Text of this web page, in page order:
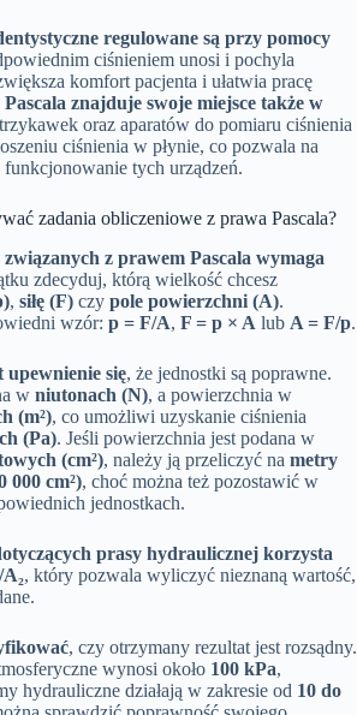
regulowane są przy pomocy
ciśnieniem unosi i pochyla
komfort pacjenta i ułatwia pracę
Pascala znajduje swoje miejsce także w
oraz aparatów do pomiaru ciśnienia
ciśnienia w płynie, co pozwala na
tych urządzeń.
zadania obliczeniowe z prawa Pascala?
z prawem Pascala wymaga
zdecyduj, którą wielkość chcesz
, siłę (F) czy pole powierzchni (A).
wzór: p = F/A, F = p × A lub A = F/p.
się, że jednostki są poprawne.
w niutonach (N), a powierzchnia w
(m²), co umożliwi uzyskanie ciśnienia
(Pa). Jeśli powierzchnia jest podana w
(cm²), należy ją przeliczyć na metry
000 cm²), choć można też pozostawić w
jednostkach.
prasy hydraulicznej korzysta
A₂, który pozwala wyliczyć nieznaną wartość,
, czy otrzymany rezultat jest rozsądny.
wynosi około 100 kPa,
hydrauliczne działają w zakresie od 10 do